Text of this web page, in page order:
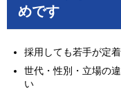
めです
採用しても若手が定
世代・性別・立場の
い